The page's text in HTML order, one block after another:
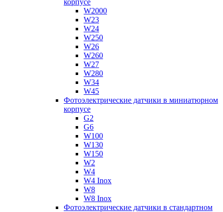
корпусе
W2000
W23
W24
W250
W26
W260
W27
W280
W34
W45
Фотоэлектрические датчики в миниатюрном
корпусе
G2
G6
W100
W130
W150
W2
W4
W4 Inox
W8
W8 Inox
Фотоэлектрические датчики в стандартном